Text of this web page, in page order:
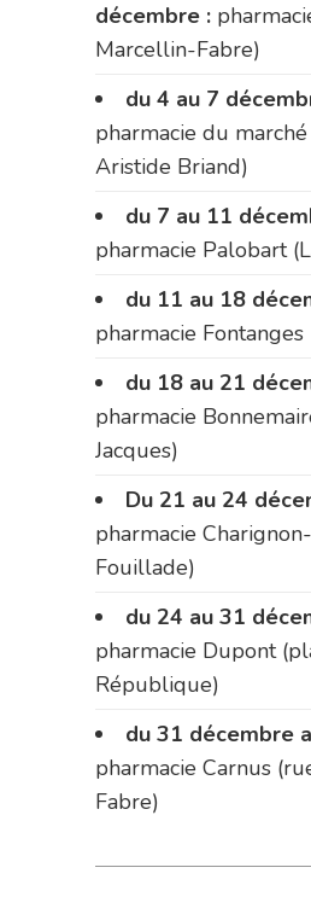
décembre :
Marcellin-Fabre)
du 4 au 7
pharmacie du
Aristide Briand)
du 7 au 11
pharmacie Palobart
du 11 au 18
pharmacie Fontanges
du 18 au 21
pharmacie
Jacques)
Du 21 au 24
pharmacie
Fouillade)
du 24 au 31
pharmacie Dupont
République)
du 31 décembre
pharmacie Carnus
Fabre)